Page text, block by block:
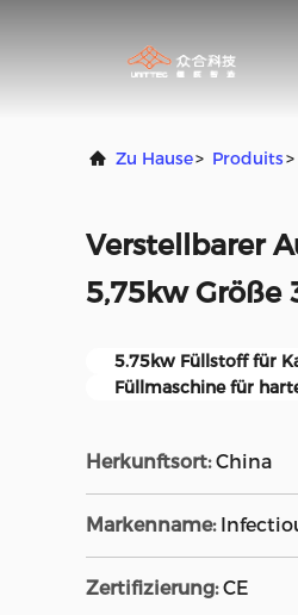
Zu Hause> Produits>
Verstellbarer
5,75kw Größe
5.75kw Füllstoff für
Füllmaschine für
Herkunftsort: China
Markenname:
Zertifizierung: CE